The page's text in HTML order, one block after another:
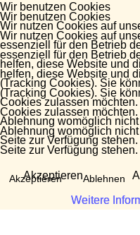
Wir benutzen Cookies
Wir nutzen Cookies auf
essenziell für den Betrieb
helfen, diese Website und
(Tracking Cookies). Sie
Cookies zulassen
Ablehnung womöglich
Seite zur Verfügung stehen.
Akzeptieren Ablehnen
Weitere
Wir benutzen Cookies
Wir nutzen Cookies auf
essenziell für den Betrieb
helfen, diese Website und
(Tracking Cookies). Sie
Cookies zulassen
Ablehnung womöglich
Seite zur Verfügung stehen.
Akzeptieren
Weitere